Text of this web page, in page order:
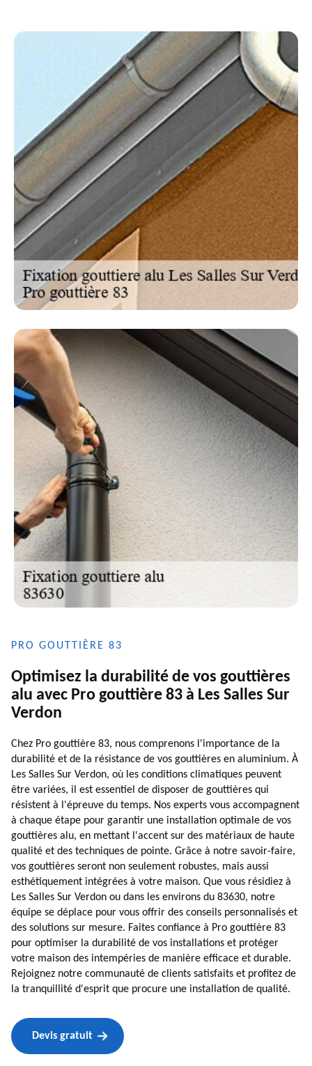
PRO GOUTTIÈRE 83
Optimisez la durabilité de vos gouttières
alu avec Pro gouttière 83 à Les Salles Sur
Verdon
Chez Pro gouttière 83, nous comprenons l'importance de la
durabilité et de la résistance de vos gouttières en aluminium. À
Les Salles Sur Verdon, où les conditions climatiques peuvent
être variées, il est essentiel de disposer de gouttières qui
résistent à l'épreuve du temps. Nos experts vous accompagnent
à chaque étape pour garantir une installation optimale de vos
gouttières alu, en mettant l'accent sur des matériaux de haute
qualité et des techniques de pointe. Grâce à notre savoir-faire,
vos gouttières seront non seulement robustes, mais aussi
esthétiquement intégrées à votre maison. Que vous résidiez à
Les Salles Sur Verdon ou dans les environs du 83630, notre
équipe se déplace pour vous offrir des conseils personnalisés et
des solutions sur mesure. Faites confiance à Pro gouttière 83
pour optimiser la durabilité de vos installations et protéger
votre maison des intempéries de manière efficace et durable.
Rejoignez notre communauté de clients satisfaits et profitez de
la tranquillité d'esprit que procure une installation de qualité.
Devis gratuit